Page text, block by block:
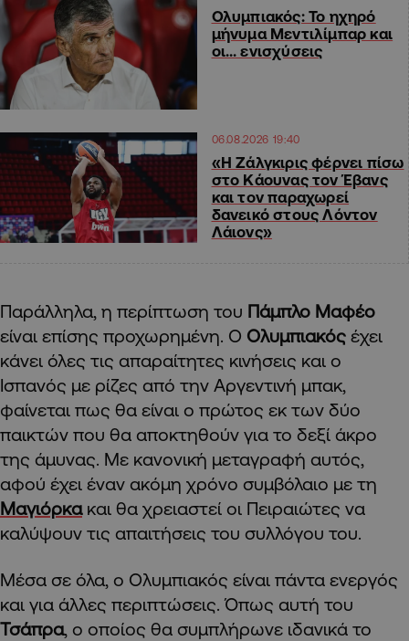
Ολυμπιακός: Το ηχηρό
μήνυμα Μεντιλίμπαρ και
οι… ενισχύσεις
06.08.2026 19:40
«Η Ζάλγκιρις φέρνει πίσω
στο Κάουνας τον Έβανς
και τον παραχωρεί
δανεικό στους Λόντον
Λάιονς»
Παράλληλα, η περίπτωση του Πάμπλο Μαφέο
είναι επίσης προχωρημένη. Ο Ολυμπιακός έχει
κάνει όλες τις απαραίτητες κινήσεις και ο
Ισπανός με ρίζες από την Αργεντινή μπακ,
φαίνεται πως θα είναι ο πρώτος εκ των δύο
παικτών που θα αποκτηθούν για το δεξί άκρο
της άμυνας. Με κανονική μεταγραφή αυτός,
αφού έχει έναν ακόμη χρόνο συμβόλαιο με τη
Μαγιόρκακαι θα χρειαστεί οι Πειραιώτες να
καλύψουν τις απαιτήσεις του συλλόγου του.
Μέσα σε όλα, ο Ολυμπιακός είναι πάντα ενεργός
και για άλλες περιπτώσεις. Όπως αυτή του
Τσάπρα, ο οποίος θα συμπλήρωνε ιδανικά το